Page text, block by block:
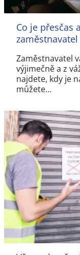
Co je přesčas
Zaměstnavatel
výjimečně a z
najdete, kdy je
můžete…